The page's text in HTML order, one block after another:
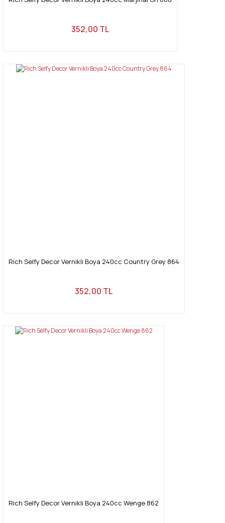
352,00 TL
Rich Selfy Decor Vernikli Boya 240cc Country Grey 864
352,00 TL
Rich Selfy Decor Vernikli Boya 240cc Wenge 862